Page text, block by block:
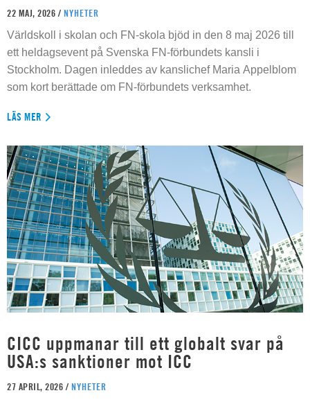
22 MAJ, 2026 / NYHETER
Världskoll i skolan och FN-skola bjöd in den 8 maj 2026 till
ett heldagsevent på Svenska FN-förbundets kansli i
Stockholm. Dagen inleddes av kanslichef Maria Appelblom
som kort berättade om FN-förbundets verksamhet.
LÄS MER
CICC uppmanar till ett globalt svar på
USA:s sanktioner mot ICC
27 APRIL, 2026 / NYHETER